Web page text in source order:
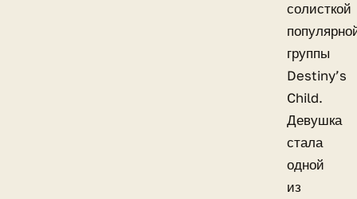
солисткой
группы
Destiny’s
Child.
Девушка
стала
одной
из